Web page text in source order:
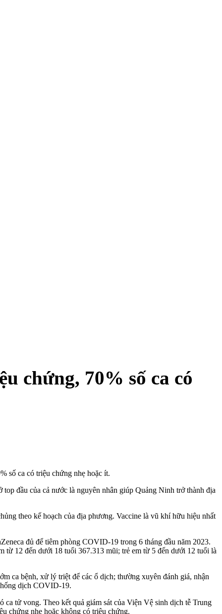
chứng, 70% số ca có
số ca có triệu chứng nhẹ hoặc ít.
đầu của cả nước là nguyên nhân giúp Quảng Ninh trở thành địa
theo kế hoạch của địa phương. Vaccine là vũ khí hữu hiệu nhất
đủ để tiêm phòng COVID-19 trong 6 tháng đầu năm 2023.
từ 12 đến dưới 18 tuổi 367.313 mũi; trẻ em từ 5 đến dưới 12 tuổi là
ca bệnh, xử lý triệt để các ổ dịch; thường xuyên đánh giá, nhận
dịch COVID-19.
tử vong. Theo kết quả giám sát của Viện Vệ sinh dịch tễ Trung
chứng nhẹ hoặc không có triệu chứng.